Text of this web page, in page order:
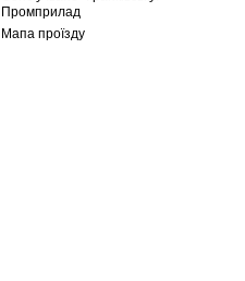
Промприлад
Мапа проїзду